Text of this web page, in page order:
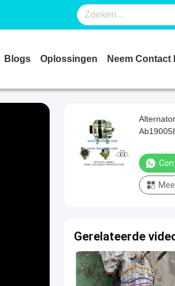
Blogs Oplossingen
Gerelateerde